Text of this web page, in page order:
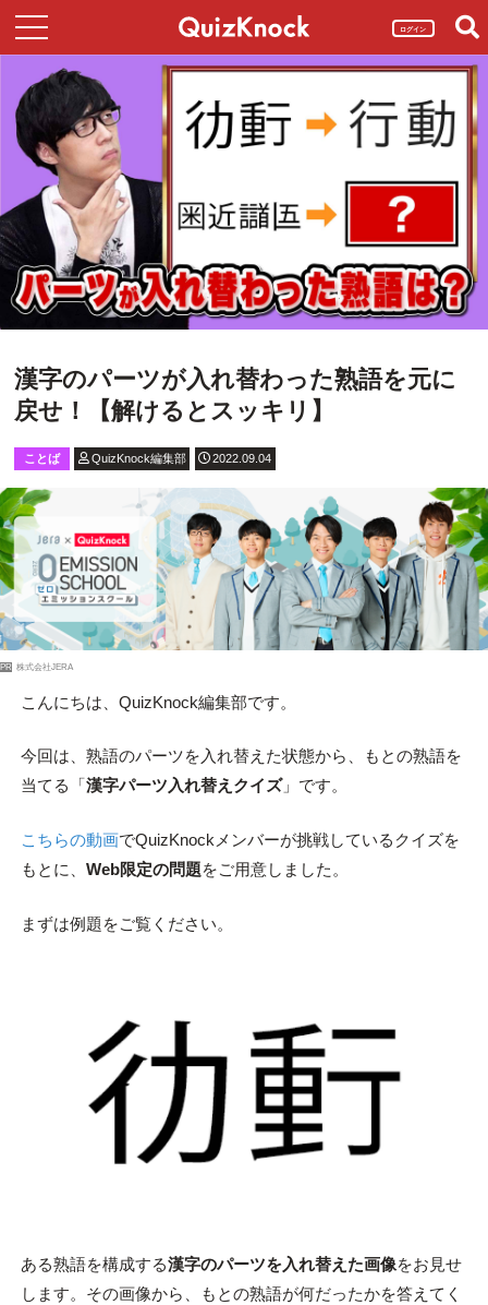
ログイン
漢字のパーツが入れ替わった熟語を元に
戻せ！【解けるとスッキリ】
ことば QuizKnock編集部 2022.09.04
PR 株式会社JERA
こんにちは、QuizKnock編集部です。
今回は、熟語のパーツを入れ替えた状態から、もとの熟語を
当てる「 漢字パーツ入れ替えクイズ」です。
こちらの動画でQuizKnockメンバーが挑戦しているクイズを
もとに、 Web限定の問題をご用意しました。
まずは例題をご覧ください。
ある熟語を構成する漢字のパーツを入れ替えた画像をお見せ
します。その画像から、もとの熟語が何だったかを答えてく